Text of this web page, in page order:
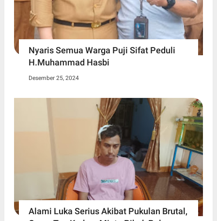
Nyaris Semua Warga Puji Sifat Peduli
H.Muhammad Hasbi
Desember 25, 2024
Alami Luka Serius Akibat Pukulan Brutal,